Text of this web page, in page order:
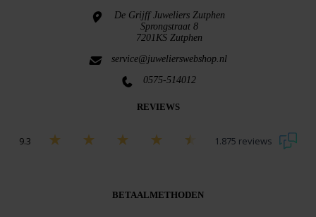
De Grijff Juweliers Zutphen
Sprongstraat 8
7201KS Zutphen
service@juwelierswebshop.nl
0575-514012
REVIEWS
9.3 1.875 reviews
BETAALMETHODEN